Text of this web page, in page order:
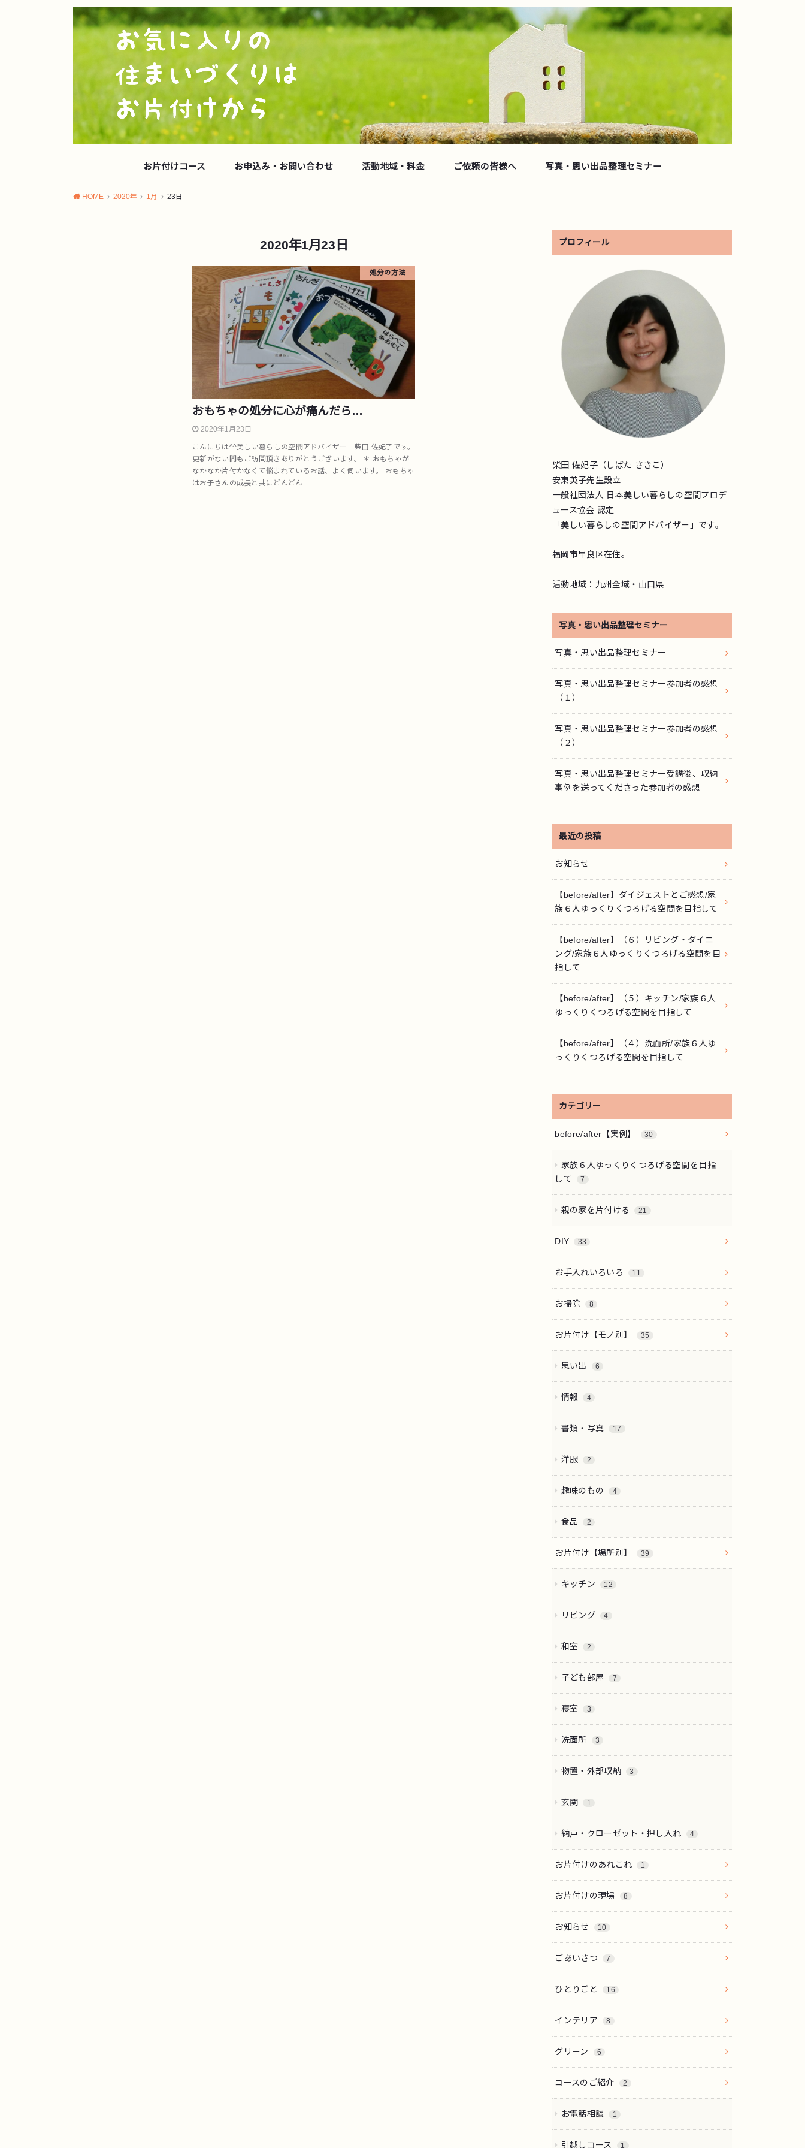
お片付けコース お申込み・お問い合わせ 活動地域・料金 ご依頼の皆様へ 写真・思い出品整理セミナー
HOME 2020年 1月 23日
2020年1月23日
処分の方法
おもちゃの処分に心が痛んだら…
2020年1月23日
こんにちは^^美しい暮らしの空間アドバイザー 柴田 佐妃子です。
更新がない間もご訪問頂きありがとうございます。 ＊ おもちゃが
なかなか片付かなくて悩まれているお話、よく伺います。 おもちゃ
はお子さんの成長と共にどんどん…
プロフィール
柴田 佐妃子（しばた さきこ）
安東英子先生設立
一般社団法人 日本美しい暮らしの空間プロデ
ュース協会 認定
「美しい暮らしの空間アドバイザー」です。
福岡市早良区在住。
活動地域：九州全域・山口県
写真・思い出品整理セミナー
写真・思い出品整理セミナー
写真・思い出品整理セミナー参加者の感想
（１）
写真・思い出品整理セミナー参加者の感想
（２）
写真・思い出品整理セミナー受講後、収納
事例を送ってくださった参加者の感想
最近の投稿
お知らせ
【before/after】ダイジェストとご感想/家
族６人ゆっくりくつろげる空間を目指して
【before/after】（６）リビング・ダイニ
ング/家族６人ゆっくりくつろげる空間を目
指して
【before/after】（５）キッチン/家族６人
ゆっくりくつろげる空間を目指して
【before/after】（４）洗面所/家族６人ゆ
っくりくつろげる空間を目指して
カテゴリー
before/after【実例】 30
家族６人ゆっくりくつろげる空間を目指
して
7
親の家を片付ける 21
DIY 33
お手入れいろいろ 11
お掃除 8
お片付け【モノ別】 35
思い出 6
情報 4
書類・写真 17
洋服 2
趣味のもの 4
食品 2
お片付け【場所別】 39
キッチン 12
リビング 4
和室 2
子ども部屋 7
寝室 3
洗面所 3
物置・外部収納 3
玄関 1
納戸・クローゼット・押し入れ 4
お片付けのあれこれ 1
お片付けの現場 8
お知らせ 10
ごあいさつ 7
ひとりごと 16
インテリア 8
グリーン 6
コースのご紹介 2
お電話相談 1
引越しコース 1